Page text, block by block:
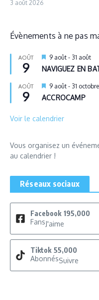
3 août 2026
Évènements à ne pas
AOÛT
9
Mis
en
avant
9 août - 31 août
NAVIGUEZ EN
AOÛT
9
Mis
en
avant
9 août - 31 octobre
ACCROCAMP
Voir le calendrier
Vous organisez un
au calendrier !
Réseaux sociaux
Facebook 195,000
FansJ'aime
Tiktok 55,000
AbonnésSuivre